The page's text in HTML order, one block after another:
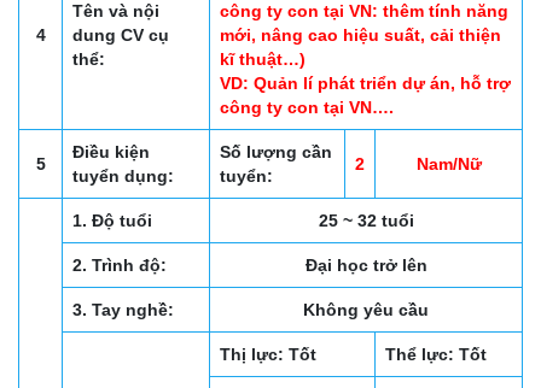
4
Tên và nội
dung CV cụ
thể:
công ty con tại VN: thêm tính năng
mới, nâng cao hiệu suất, cải thiện
kĩ thuật…)
VD: Quản lí phát triển dự án, hỗ trợ
công ty con tại VN….
5
Điều kiện
tuyển dụng:
Số lượng cần
tuyển:
2 Nam/Nữ
1. Độ tuổi 25 ~ 32 tuổi
2. Trình độ: Đại học trở lên
3. Tay nghề: Không yêu cầu
Thị lực: Tốt Thể lực: Tốt